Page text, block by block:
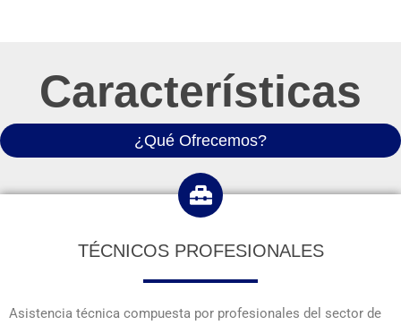
Características
¿Qué Ofrecemos?
TÉCNICOS PROFESIONALES
Asistencia técnica compuesta por profesionales del sector de